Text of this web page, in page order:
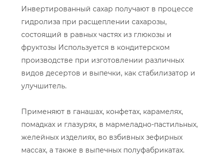
Инвертированный сахар получают в процессе
гидролиза при расщеплении сахарозы,
состоящий в равных частях из глюкозы и
фруктозы Используется в кондитерском
производстве при изготовлении различных
видов десертов и выпечки, как стабилизатор и
улучшитель.
Применяют в ганашах, конфетах, карамелях,
помадках и глазурях, в мармеладно-пастильных,
желейных изделиях, во взбивных зефирных
массах, а также в выпечных полуфабрикатах.